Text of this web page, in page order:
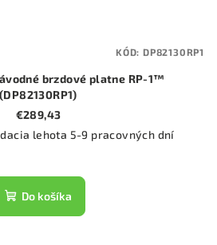
brzdové platne RP-1™
(DP82130RP1)
€289,43
lehota 5-9 pracovných dní
Do košíka
KÓD: DP82130RP1